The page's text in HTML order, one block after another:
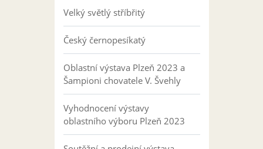
Velký světlý stříbřitý
Český černopesíkatý
Oblastní výstava Plzeň 2023 a
Šampioni chovatele V. Švehly
Vyhodnocení výstavy
oblastního výboru Plzeň 2023